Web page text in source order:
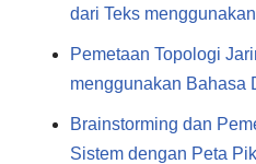
dari Teks
Pemetaan Topologi
menggunakan Bahasa
Brainstorming dan
Sistem dengan Peta